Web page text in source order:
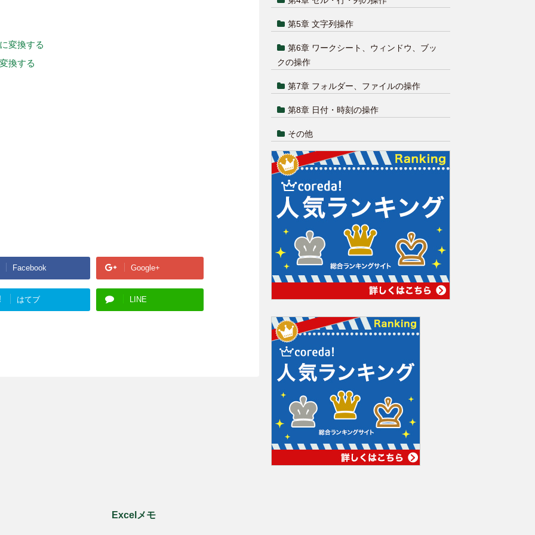
変換する
換する
Facebook Google+
はてブ LINE
第5章 文字列操作
第6章 ワークシート、ウィンドウ、ブッ
クの操作
第7章 フォルダー、ファイルの操作
第8章 日付・時刻の操作
その他
Excelメモ